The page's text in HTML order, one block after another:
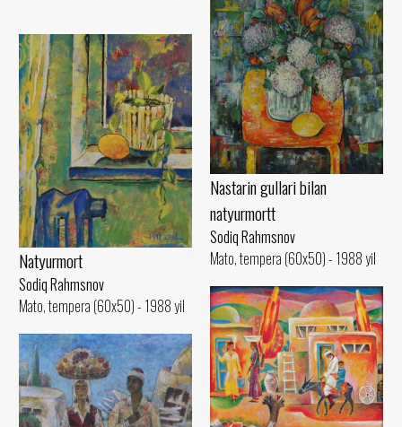
Nastarin gullari bilan
natyurmortt
Sodiq Rahmsnov
Mato, tempera (60x50) - 1988 yil
Natyurmort
Sodiq Rahmsnov
Mato, tempera (60x50) - 1988 yil